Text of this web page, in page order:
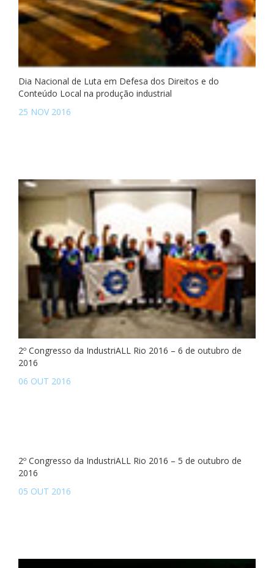
Dia Nacional de Luta em Defesa dos Direitos e do
Conteúdo Local na produção industrial
25 NOV 2016
2º Congresso da IndustriALL Rio 2016 – 6 de outubro de
2016
06 OUT 2016
2º Congresso da IndustriALL Rio 2016 – 5 de outubro de
2016
05 OUT 2016